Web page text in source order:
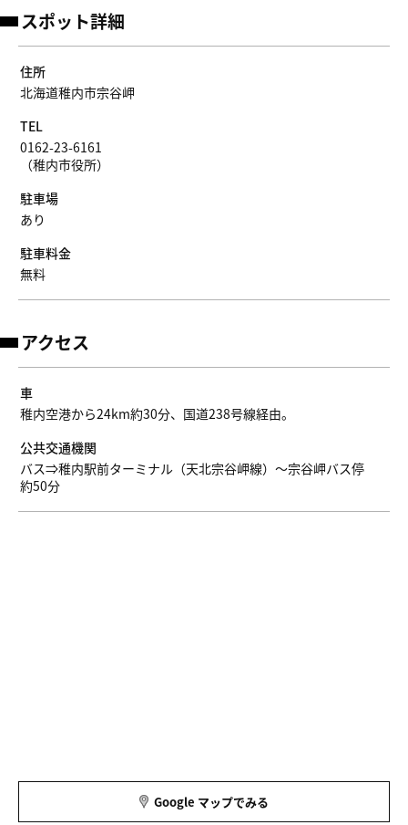
スポット詳細
住所
北海道稚内市宗谷岬
TEL
0162-23-6161
（稚内市役所）
駐車場
あり
駐車料金
無料
アクセス
車
稚内空港から24km約30分、国道238号線経由。
公共交通機関
バス⇒稚内駅前ターミナル（天北宗谷岬線）～宗谷岬バス停
約50分
Google マップでみる